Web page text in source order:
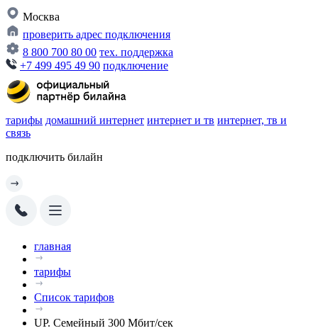
Москва
проверить адрес подключения
8 800 700 80 00 тех. поддержка
+7 499 495 49 90 подключение
тарифы домашний интернет интернет и тв интернет, тв и
связь
подключить билайн
главная
тарифы
Список тарифов
UP. Семейный 300 Мбит/сек